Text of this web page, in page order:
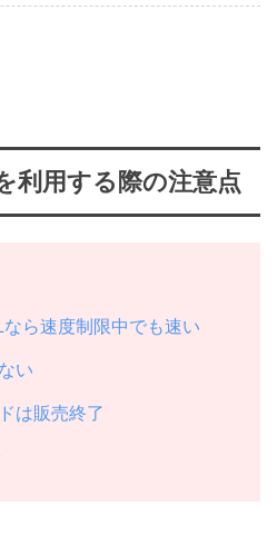
利用する際の注意点
ら速度制限中でも速い
い
は販売終了